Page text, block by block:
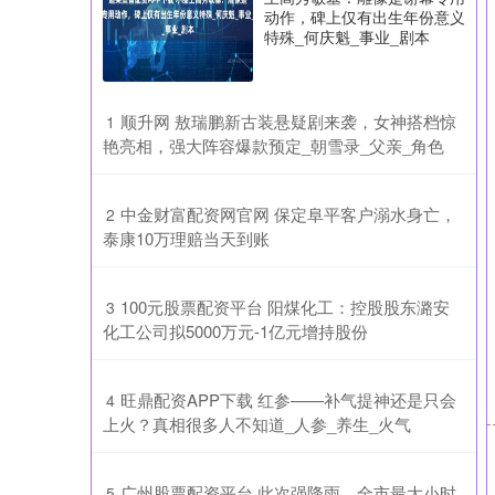
动作，碑上仅有出生年份意义
特殊_何庆魁_事业_剧本
1 ​顺升网 敖瑞鹏新古装悬疑剧来袭，女神搭档惊
艳亮相，强大阵容爆款预定_朝雪录_父亲_角色
2 ​中金财富配资网官网 保定阜平客户溺水身亡，
泰康10万理赔当天到账
3 ​100元股票配资平台 阳煤化工：控股股东潞安
化工公司拟5000万元-1亿元增持股份
4 ​旺鼎配资APP下载 红参——补气提神还是只会
上火？真相很多人不知道_人参_养生_火气